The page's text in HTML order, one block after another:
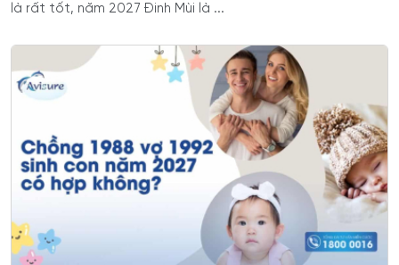
là rất tốt, năm 2027 Đinh Mùi là ...